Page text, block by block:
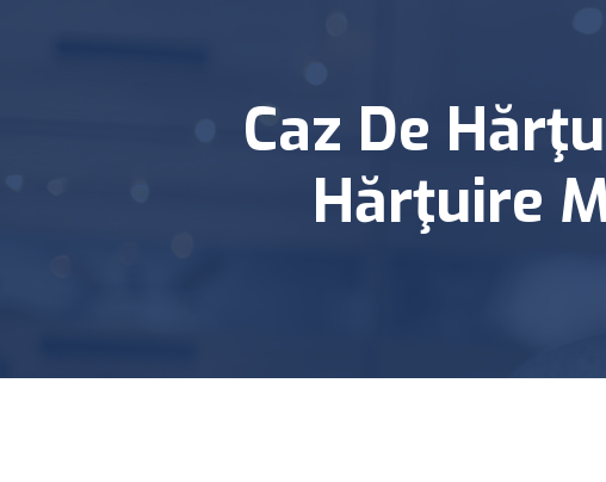
Caz De
Hărţuire